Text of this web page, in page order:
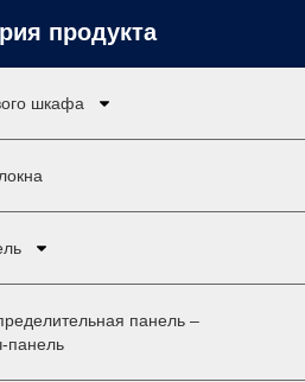
продукта
шкафа
панель –
панель